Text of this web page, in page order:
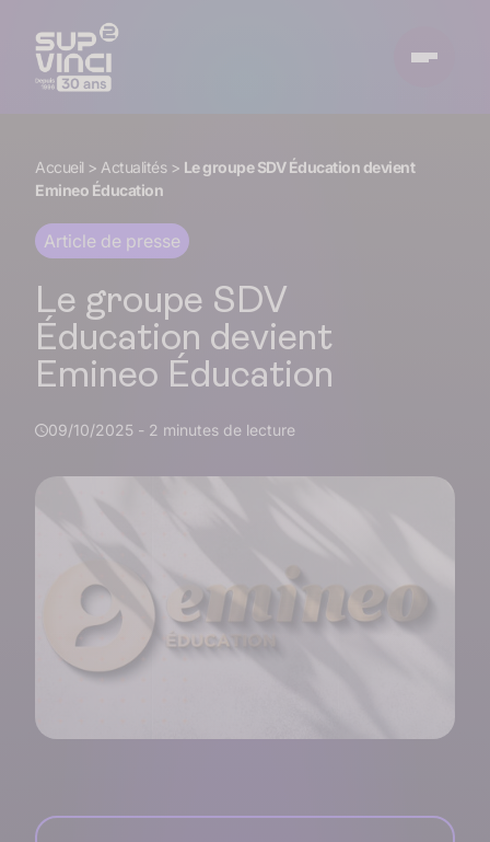
Accueil > Actualités> Le groupe SDV Éducation devient
Emineo Éducation
Article de presse
Le groupe SDV
Éducation devient
Emineo Éducation
09/10/2025 - 2 minutes de lecture